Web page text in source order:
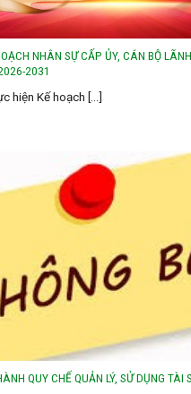
NHÂN SỰ CẤP ỦY, CÁN BỘ
2031
Kế hoạch [...]
QUY CHẾ QUẢN LÝ, SỬ DỤNG TÀI